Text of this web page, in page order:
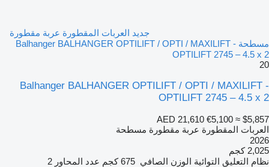
جديد العربات المقطورة عربة مقطورة
مسطحة Balhanger BALHANGER OPTILIFT / OPTI / MAXILIFT -
OPTILIFT 2745 – 4.5 x 2
20
Balhanger BALHANGER OPTILIFT / OPTI / MAXILIFT -
OPTILIFT 2745 – 4.5 x 2
AED 21,610 €5,100 ≈ $5,857
العربات المقطورة عربة مقطورة مسطحة
2026
2,025 كجم
نظام التعليق التوائية الوزن الصافي 675 كجم عدد المحاور 2